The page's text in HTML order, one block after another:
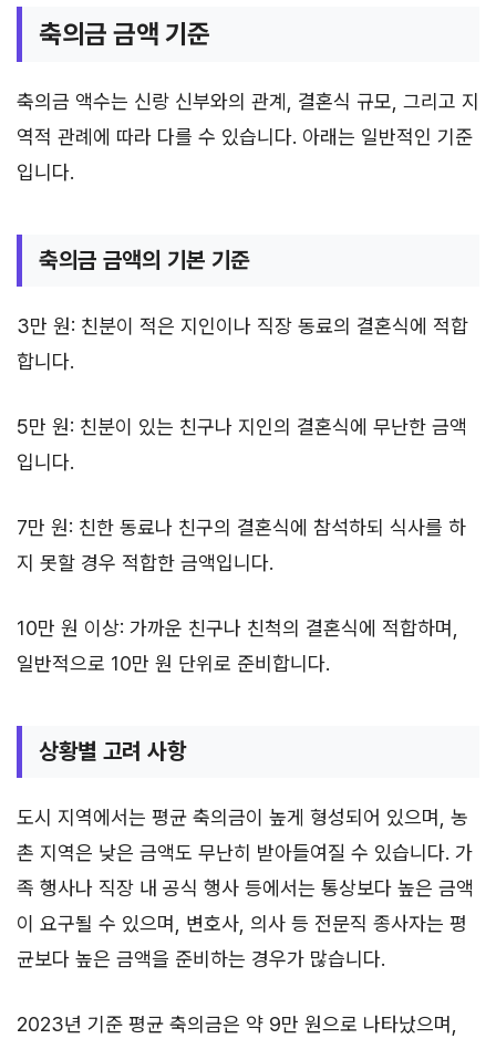
축의금 금액 기준
축의금 액수는 신랑 신부와의 관계, 결혼식 규모, 그리고 지
역적 관례에 따라 다를 수 있습니다. 아래는 일반적인 기준
입니다.
축의금 금액의 기본 기준
3만 원: 친분이 적은 지인이나 직장 동료의 결혼식에 적합
합니다.
5만 원: 친분이 있는 친구나 지인의 결혼식에 무난한 금액
입니다.
7만 원: 친한 동료나 친구의 결혼식에 참석하되 식사를 하
지 못할 경우 적합한 금액입니다.
10만 원 이상: 가까운 친구나 친척의 결혼식에 적합하며,
일반적으로 10만 원 단위로 준비합니다.
상황별 고려 사항
도시 지역에서는 평균 축의금이 높게 형성되어 있으며, 농
촌 지역은 낮은 금액도 무난히 받아들여질 수 있습니다. 가
족 행사나 직장 내 공식 행사 등에서는 통상보다 높은 금액
이 요구될 수 있으며, 변호사, 의사 등 전문직 종사자는 평
균보다 높은 금액을 준비하는 경우가 많습니다.
2023년 기준 평균 축의금은 약 9만 원으로 나타났으며,